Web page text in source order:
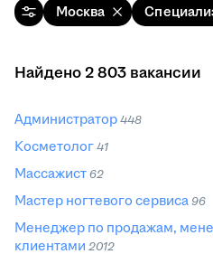
Москва
Найдено 2 803 вакансии
Администратор 448
Косметолог 41
Массажист 62
Мастер ногтевого сервиса 96
Менеджер по продажам,
клиентами 2012